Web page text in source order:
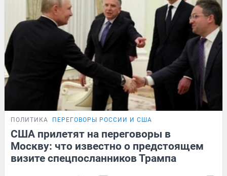
ПОЛИТИКА ПЕРЕГОВОРЫ РОССИИ И США
США прилетят на переговоры в
Москву: что известно о предстоящем
визите спецпосланников Трампа